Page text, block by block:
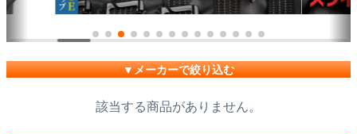
メーカーで絞り込む
該当する商品がありません。